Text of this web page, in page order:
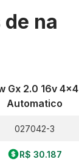
de na
Gx 2.0 16v 4x4
Automatico
027042-3
R$ 30.187